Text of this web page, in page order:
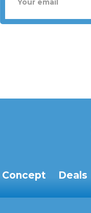
Concept Deals